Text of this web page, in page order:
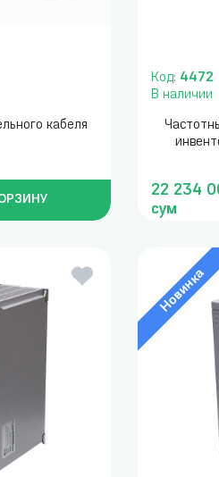
кабеля
Код: 4472
В наличии
22 234
сум
Новинка